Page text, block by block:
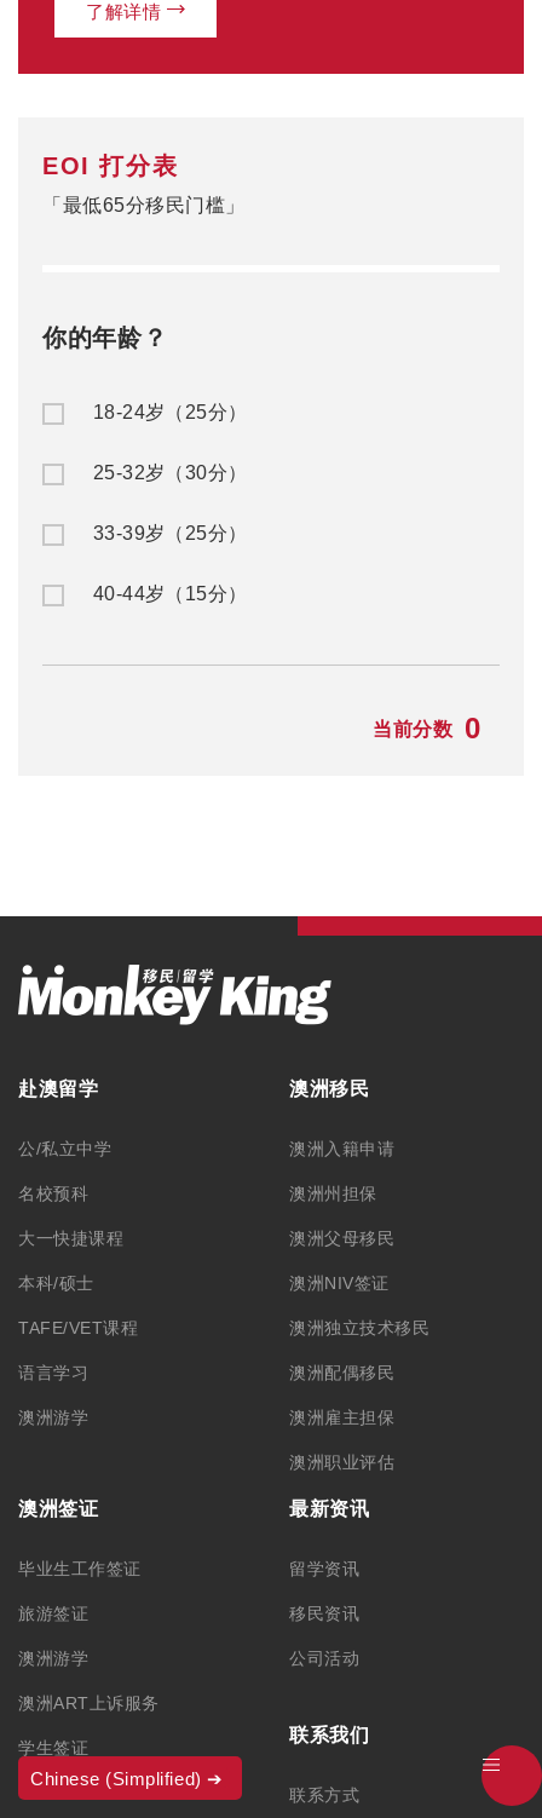
了解详情
EOI 打分表
「最低65分移民门槛」
你的年龄？
18-24岁（25分）
25-32岁（30分）
33-39岁（25分）
40-44岁（15分）
当前分数 0
赴澳留学
公/私立中学
名校预科
大一快捷课程
本科/硕士
TAFE/VET课程
语言学习
澳洲游学
澳洲移民
澳洲入籍申请
澳洲州担保
澳洲父母移民
澳洲NIV签证
澳洲独立技术移民
澳洲配偶移民
澳洲雇主担保
澳洲职业评估
澳洲签证
毕业生工作签证
旅游签证
澳洲游学
澳洲ART上诉服务
学生签证
最新资讯
留学资讯
移民资讯
公司活动
联系我们
联系方式
Chinese (Simplified)